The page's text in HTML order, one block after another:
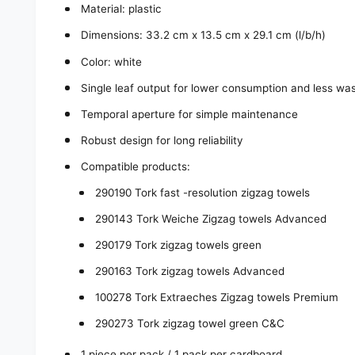
Material: plastic
Dimensions: 33.2 cm x 13.5 cm x 29.1 cm (l/b/h)
Color: white
Single leaf output for lower consumption and less
Temporal aperture for simple maintenance
Robust design for long reliability
Compatible products:
290190 Tork fast -resolution zigzag towels
290143 Tork Weiche Zigzag towels Advanced
290179 Tork zigzag towels green
290163 Tork zigzag towels Advanced
100278 Tork Extraeches Zigzag towels Premium
290273 Tork zigzag towel green C&C